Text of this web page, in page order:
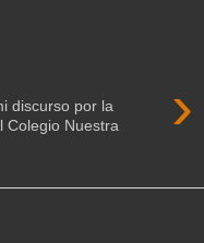
›
discurso por la
Colegio Nuestra